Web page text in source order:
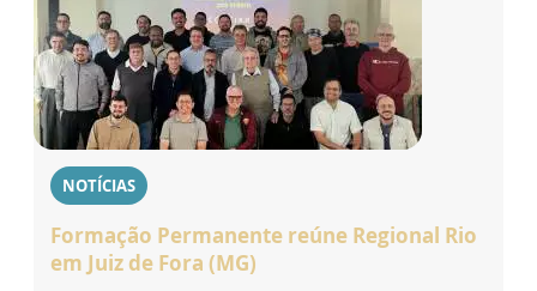
NOTÍCIAS
Formação Permanente reúne Regional Rio
em Juiz de Fora (MG)